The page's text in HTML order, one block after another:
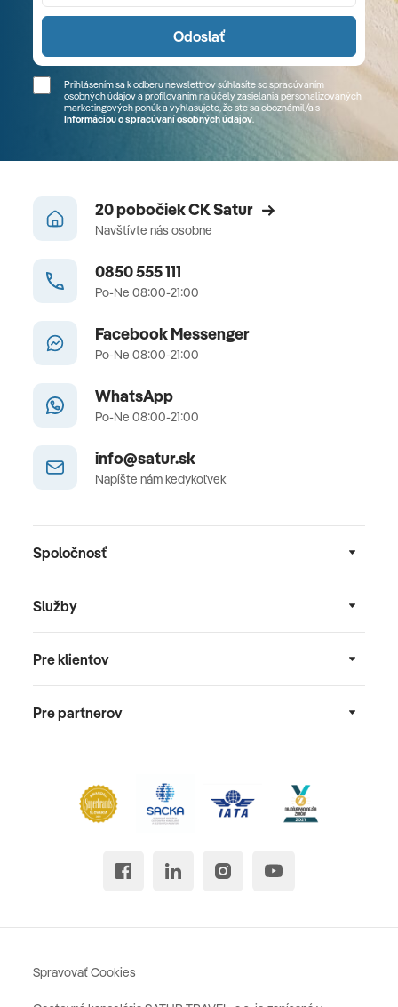
Odoslať
Prihlásením sa k odberu newslettrov súhlasíte so spracúvaním
osobných údajov a profilovaním na účely zasielania personalizovaných
marketingových ponúk a vyhlasujete, že ste sa oboznámil/a s
Informáciou o spracúvaní osobných údajov.
20 pobočiek CK Satur
Navštívte nás osobne
0850 555 111
Po-Ne 08:00-21:00
Facebook Messenger
Po-Ne 08:00-21:00
WhatsApp
Po-Ne 08:00-21:00
info@satur.sk
Napíšte nám kedykoľvek
Spoločnosť
Služby
Pre klientov
Pre partnerov
Spravovať Cookies